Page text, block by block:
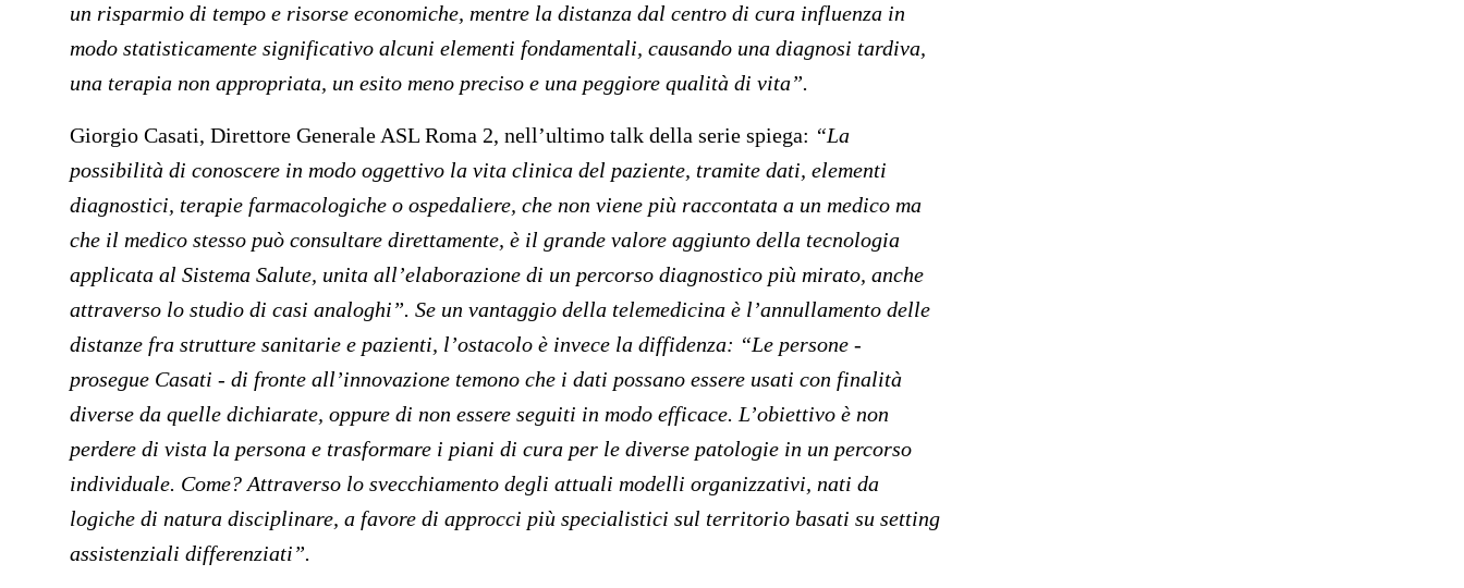
un risparmio di tempo e risorse economiche, mentre la distanza dal centro di cura influenza in
modo statisticamente significativo alcuni elementi fondamentali, causando una diagnosi tardiva,
una terapia non appropriata, un esito meno preciso e una peggiore qualità di vita”.
Giorgio Casati, Direttore Generale ASL Roma 2, nell’ultimo talk della serie spiega: “La
possibilità di conoscere in modo oggettivo la vita clinica del paziente, tramite dati, elementi
diagnostici, terapie farmacologiche o ospedaliere, che non viene più raccontata a un medico ma
che il medico stesso può consultare direttamente, è il grande valore aggiunto della tecnologia
applicata al Sistema Salute, unita all’elaborazione di un percorso diagnostico più mirato, anche
attraverso lo studio di casi analoghi”. Se un vantaggio della telemedicina è l’annullamento delle
distanze fra strutture sanitarie e pazienti, l’ostacolo è invece la diffidenza: “Le persone -
prosegue Casati - di fronte all’innovazione temono che i dati possano essere usati con finalità
diverse da quelle dichiarate, oppure di non essere seguiti in modo efficace. L’obiettivo è non
perdere di vista la persona e trasformare i piani di cura per le diverse patologie in un percorso
individuale. Come? Attraverso lo svecchiamento degli attuali modelli organizzativi, nati da
logiche di natura disciplinare, a favore di approcci più specialistici sul territorio basati su setting
assistenziali differenziati”.